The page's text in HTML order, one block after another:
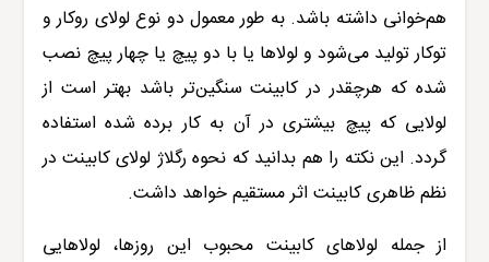
هم‌خوانی داشته باشد. به طور معمول دو نوع لولای روکار و
توکار تولید می‌شود و لولاها یا با دو پیچ یا چهار پیچ نصب
شده که هرچقدر در کابینت سنگین‌تر باشد بهتر است از
لولایی که پیچ بیشتری در آن به کار برده شده استفاده
گردد. این نکته را هم بدانید که نحوه رگلاژ لولای کابینت در
نظم ظاهری کابینت‌ اثر مستقیم خواهد داشت.
از جمله لولاهای کابینت محبوب این روزها، لولاهایی